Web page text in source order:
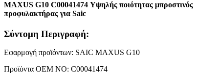
MAXUS G10 C00041474 Υψηλής ποιότητας μπροστινός
προφυλακτήρας για Saic
Σύντομη Περιγραφή:
Εφαρμογή προϊόντων: SAIC MAXUS G10
Προϊόντα OEM NO: C00041474